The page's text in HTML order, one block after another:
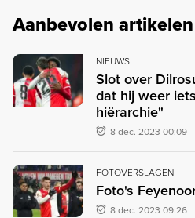
Aanbevolen artikelen
NIEUWS
Slot over
dat hij weer
hiërarchie"
8 dec. 2023 00:09
FOTOVERSLAGEN
Foto's
8 dec. 2023 09:26